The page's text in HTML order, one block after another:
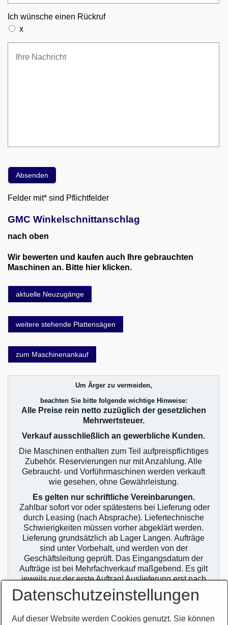
Ich wünsche einen Rückruf
x
Felder mit* sind Pflichtfelder
GMC Winkelschnittanschlag
nach oben
Wir bewerten und kaufen auch Ihre gebrauchten
Maschinen an. Bitte hier klicken.
aktuelle Neuzugänge
weitere stehende Plattensägen
zum Maschinenankauf
Um Ärger zu vermeiden,
beachten Sie bitte folgende wichtige Hinweise:
Alle Preise rein netto zuzüglich der gesetzlichen
Mehrwertsteuer.
Verkauf ausschließlich an gewerbliche Kunden.
Die Maschinen enthalten zum Teil aufpreispflichtiges
Zubehör. Reservierungen nur mit Anzahlung. Alle
Gebraucht- und Vorführmaschinen werden verkauft
wie gesehen, ohne Gewährleistung.
Es gelten nur schriftliche Vereinbarungen.
Zahlbar sofort vor oder spätestens bei Lieferung oder
durch Leasing (nach Absprache). Liefertechnische
Schwierigkeiten müssen vorher abgeklärt werden.
Lieferung grundsätzlich ab Lager Langen. Aufträge
sind unter Vorbehalt, und werden von der
Geschäftsleitung geprüft. Das Eingangsdatum der
Aufträge ist bei Mehrfachverkauf maßgebend. Es gilt
jeweils nur der erste Auftrag! Auslieferung erst nach
zahlungstechnischer Klärung! Im Übrigen gelten
unsere allgemeinen Geschäftsbedingungen.
Sie finden unsere AGB`s auf unserer Homepage im
Datenschutzeinstellungen
Auf dieser Website werden Cookies genutzt. Sie können